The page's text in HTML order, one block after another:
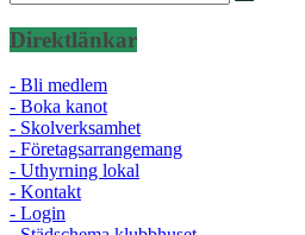
Direktlänkar
- Bli medlem
- Boka kanot
- Skolverksamhet
- Företagsarrangemang
- Uthyrning lokal
- Kontakt
- Login